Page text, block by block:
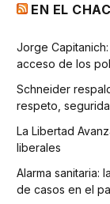
EN EL
Jorge
acceso de los
Schneider
respeto,
La Libertad
liberales
Alarma sanitaria:
de casos en el